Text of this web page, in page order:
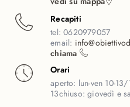
Recapiti
tel:0620979057
email:
chiama
Orari
aperto: lun-ven 10-
13chiuso:giovedì e